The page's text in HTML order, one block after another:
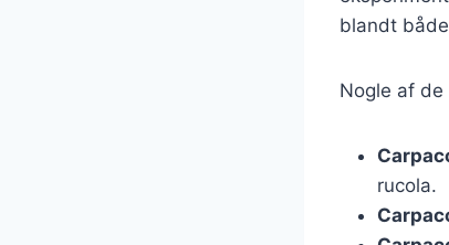
blandt
Nogle af
rucola.